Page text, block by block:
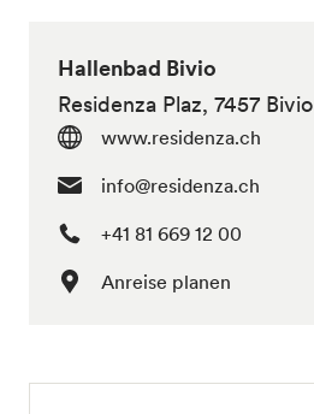
Hallenbad Bivio
Residenza Plaz, 7457 Bivio
www.residenza.ch
info@residenza.ch
+41 81 669 12 00
Anreise planen